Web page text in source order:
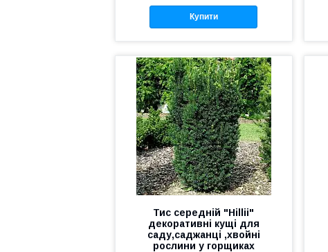
Купити
Тис середній "Hillii"
декоративні кущі для
саду,саджанці ,хвойні
рослини у горщиках